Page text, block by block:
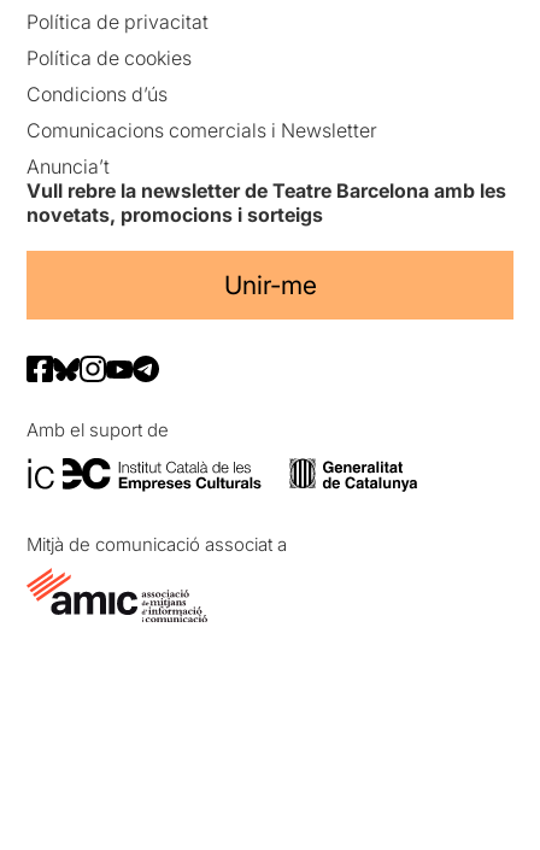
Política de privacitat
Política de cookies
Condicions d’ús
Comunicacions comercials i Newsletter
Anuncia’t
Vull rebre la newsletter de Teatre Barcelona amb les
novetats, promocions i sorteigs
Unir-me
Amb el suport de
Mitjà de comunicació associat a